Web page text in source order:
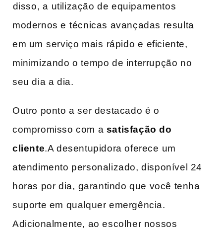
⁢disso, a⁢ utilização de ‍equipamentos
modernos e⁢ técnicas avançadas resulta‍
em um ⁢serviço mais ⁢rápido ⁣e eficiente,
minimizando o‍ tempo de interrupção no
seu dia a dia.
Outro ponto a ser destacado é o
compromisso​ com a satisfação do
cliente.A desentupidora oferece ⁤um
atendimento personalizado, disponível 24⁣
horas por dia,⁤ garantindo que você tenha
suporte em qualquer emergência.​
Adicionalmente, ao escolher nossos